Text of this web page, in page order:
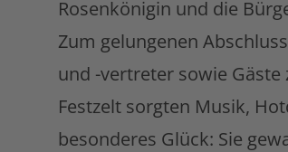
Rosenkönigin und die
Zum gelungenen
und -vertreter sowie
Festzelt sorgten Musik,
besonderes Glück: Sie